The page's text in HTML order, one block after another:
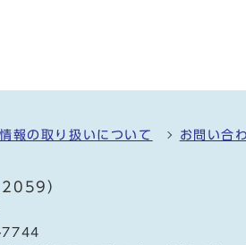
報の取り扱いについて お問い合
）
7744